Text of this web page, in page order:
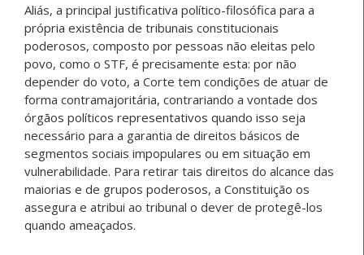
Aliás, a principal justificativa político-filosófica para a
própria existência de tribunais constitucionais
poderosos, composto por pessoas não eleitas pelo
povo, como o STF, é precisamente esta: por não
depender do voto, a Corte tem condições de atuar de
forma contramajoritária, contrariando a vontade dos
órgãos políticos representativos quando isso seja
necessário para a garantia de direitos básicos de
segmentos sociais impopulares ou em situação em
vulnerabilidade. Para retirar tais direitos do alcance das
maiorias e de grupos poderosos, a Constituição os
assegura e atribui ao tribunal o dever de protegê-los
quando ameaçados.